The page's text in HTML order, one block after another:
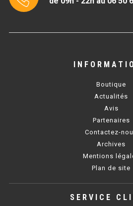
BAIN MARIE 600
BAIN MARIE 700
BAIN MARIE 900
CHAUFFE FRITES SÉRIE
CHAUFFE FRITES 700
Boutique
Actualités
Avis
Partenaires
Contactez-
Archives
Mentions
Plan de site
SERVICE